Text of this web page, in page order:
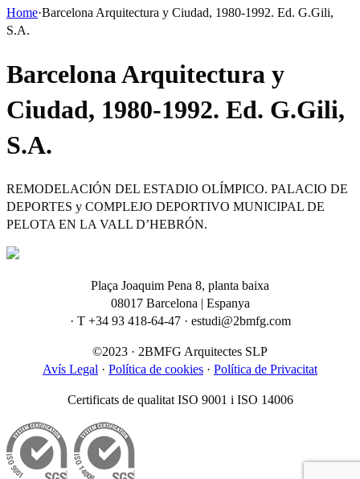
Home·Barcelona Arquitectura y Ciudad, 1980-1992. Ed. G.Gili,
S.A.
Barcelona Arquitectura y
Ciudad, 1980-1992. Ed. G.Gili,
S.A.
REMODELACIÓN DEL ESTADIO OLÍMPICO. PALACIO DE
DEPORTES y COMPLEJO DEPORTIVO MUNICIPAL DE
PELOTA EN LA VALL D’HEBRÓN.
Plaça Joaquim Pena 8, planta baixa
08017 Barcelona | Espanya
· T +34 93 418-64-47 · estudi@2bmfg.com
©2023 · 2BMFG Arquitectes SLP
Avís Legal · Política de cookies · Política de Privacitat
Certificats de qualitat ISO 9001 i ISO 14006